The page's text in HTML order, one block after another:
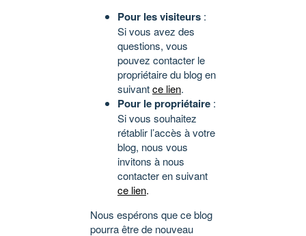
Pour les visiteurs :
Si vous avez des
questions, vous
pouvez contacter le
propriétaire du blog en
suivantce lien.
Pour le propriétaire :
Si vous souhaitez
rétablir l’accès à votre
blog, nous vous
invitons à nous
contacter en suivant
ce lien.
Nous espérons que ce blog
pourra être de nouveau